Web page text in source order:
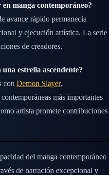
manga contemporáneo?
avance rápido permanecía
y ejecución artística. La serie
de creadores.
estrella ascendente?
con Demon Slayer,
más importantes
artista promete contribuciones
del manga contemporáneo
de narración excepcional y